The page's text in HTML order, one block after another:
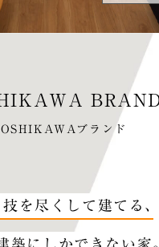
ブランド
を尽くして建てる､
築にしかできない家｡